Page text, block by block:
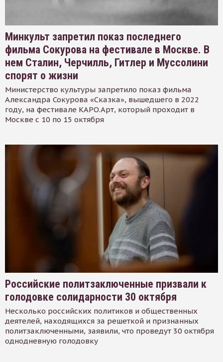
Минкульт запретил показ последнего
фильма Сокурова на фестивале в Москве. В
нем Сталин, Черчилль, Гитлер и Муссолини
спорят о жизни
Министерство культуры запретило показ фильма
Александра Сокурова «Сказка», вышедшего в 2022
году, на фестивале КАРО.Арт, который проходит в
Москве с 10 по 15 октября
Российские политзаключенные призвали к
голодовке солидарности 30 октября
Несколько российских политиков и общественных
деятелей, находящихся за решеткой и признанных
политзаключенными, заявили, что проведут 30 октября
однодневную голодовку